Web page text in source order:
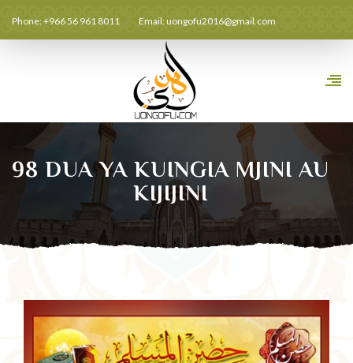
Phone: +966 56 961 8011 Email:uongofu2016@gmail.com
98 DUA YA KUINGIA MJINI AU
KIJIJINI